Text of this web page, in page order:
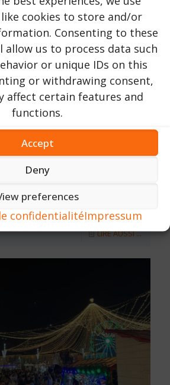
cookies to store and/or
Consenting to these
allow us to process data such
or unique IDs on this
or withdrawing consent,
affect certain features and
functions.
Accept
Deny
preferences
confidentialitéImpressum
sur 16 Octobre 2023
de Sinaia
LIRE AUSSI ...